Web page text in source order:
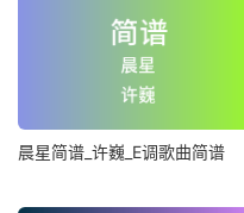
晨星简谱_许巍_E调歌曲简谱